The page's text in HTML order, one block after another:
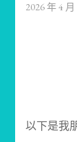
2026 年 4 月
以下是我